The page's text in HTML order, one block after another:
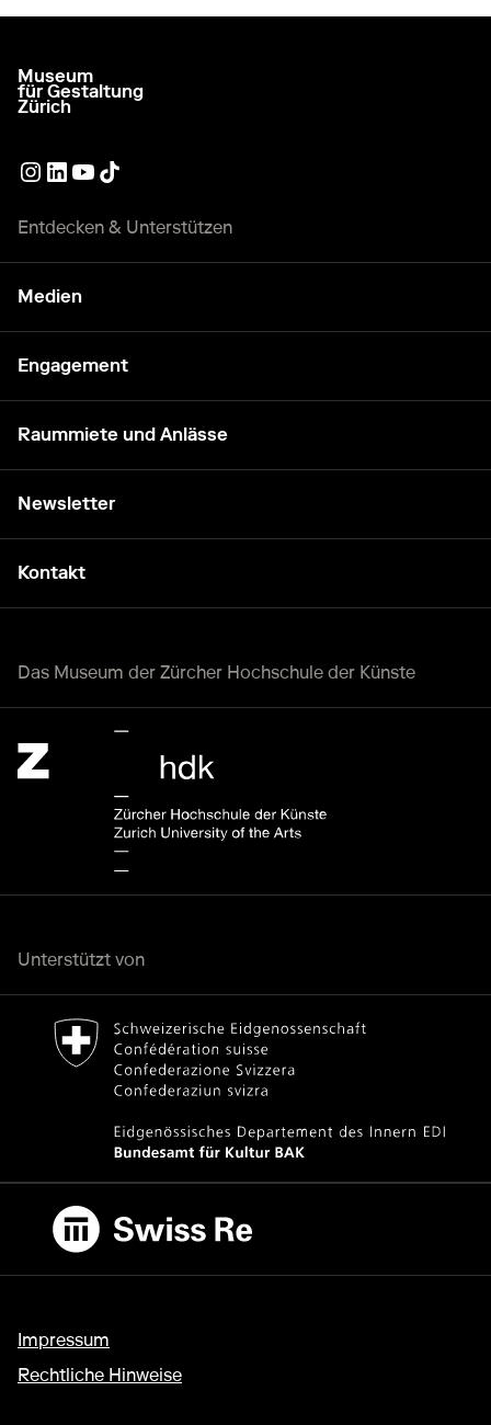
zur Startseite gehen
Museum
für Gestaltung
Zürich
Externer Link
Externer Link
Externer Link
Externer Link
Entdecken & Unterstützen
Medien
Engagement
Raummiete und Anlässe
Newsletter
Kontakt
Das Museum der Zürcher Hochschule der Künste
Unterstützt von
Impressum
Rechtliche Hinweise